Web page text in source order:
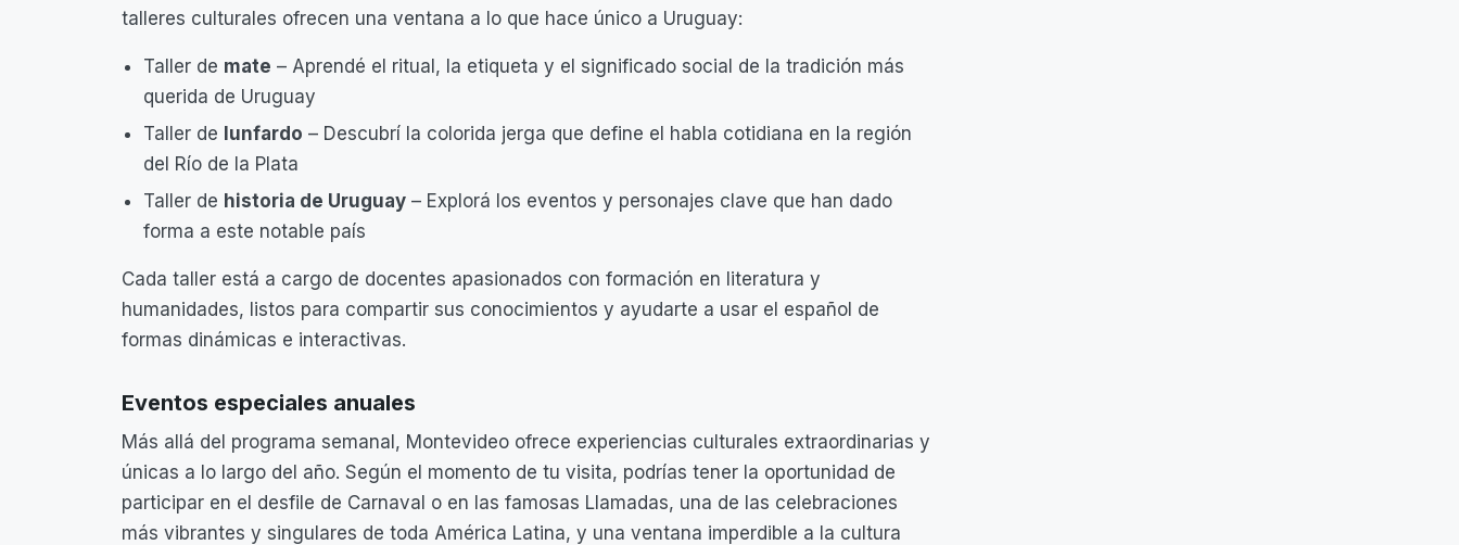
talleres culturales ofrecen una ventana a lo que hace único a Uruguay:
Taller de mate – Aprendé el ritual, la etiqueta y el significado social de la tradición más
querida de Uruguay
Taller de lunfardo – Descubrí la colorida jerga que define el habla cotidiana en la región
del Río de la Plata
Taller de historia de Uruguay – Explorá los eventos y personajes clave que han dado
forma a este notable país
Cada taller está a cargo de docentes apasionados con formación en literatura y
humanidades, listos para compartir sus conocimientos y ayudarte a usar el español de
formas dinámicas e interactivas.
Eventos especiales anuales
Más allá del programa semanal, Montevideo ofrece experiencias culturales extraordinarias y
únicas a lo largo del año. Según el momento de tu visita, podrías tener la oportunidad de
participar en el desfile de Carnaval o en las famosas Llamadas, una de las celebraciones
más vibrantes y singulares de toda América Latina, y una ventana imperdible a la cultura